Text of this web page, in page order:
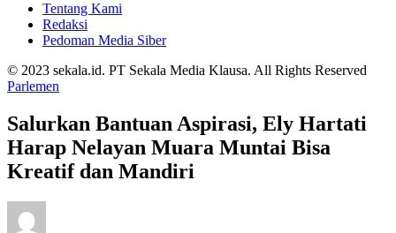
Tentang Kami
Redaksi
Pedoman Media Siber
© 2023 sekala.id. PT Sekala Media Klausa. All Rights Reserved
Parlemen
Salurkan Bantuan Aspirasi, Ely Hartati
Harap Nelayan Muara Muntai Bisa
Kreatif dan Mandiri